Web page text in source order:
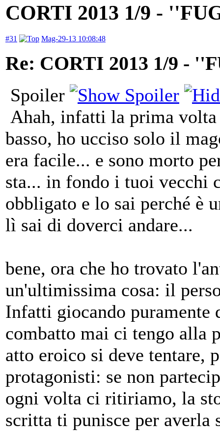
CORTI 2013 1/9 -
#31 Mag-29-13 10:08:48
Re: CORTI 2013 1/9 -
Spoiler
Ahah, infatti la prima volta
basso, ho ucciso solo il
era facile... e sono morto
sta... in fondo i tuoi vecchi
obbligato e lo sai perché è
lì sai di doverci andare...
bene, ora che ho trovato
un'ultimissima cosa: il
Infatti giocando puramente
combatto mai ci tengo alla
atto eroico si deve tentare,
protagonisti: se non
ogni volta ci ritiriamo, la
scritta ti punisce per averla